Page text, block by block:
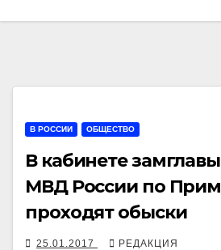
В РОССИИ ОБЩЕСТВО
В кабинете
МВД России по
проходят обыски
25.01.2017 РЕДАКЦИЯ